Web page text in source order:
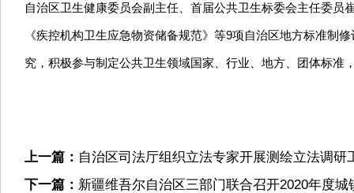
自治区卫生健康委员会副主任、首届公共卫生标委会主任委
《疾控机构卫生应急物资储备规范》等9项自治区地方标准制
究，积极参与制定公共卫生领域国家、行业、地方、团体标准
上一篇： 自治区司法厅组织立法专家开展测绘立法调
下一篇： 新疆维吾尔自治区三部门联合召开2020年度